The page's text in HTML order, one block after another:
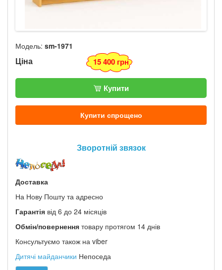
Модель: sm-1971
Ціна 15 400 грн
Купити
Купити спрощено
Зворотній звязок
Доставка
На Нову Пошту та адресно
Гарантія від 6 до 24 місяців
Обмін/повернення товару протягом 14 днів
Консультуємо також на viber
Дитячі майданчики Непоседа